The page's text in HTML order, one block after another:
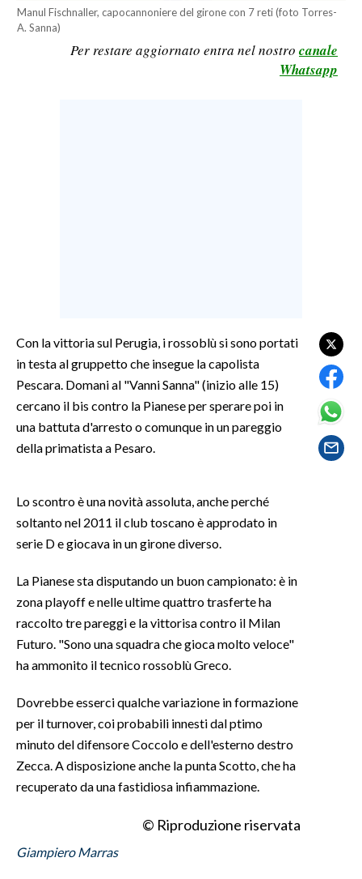
LAVORO
CULTURA
SARDI NEL MONDO
NOTIZIE
EVENTI
#CARAUNIONE
INSULARITÀ
INFO AZIENDE
ABBONATI
PUBBLICITÀ
Manul Fischnaller, capocannoniere del girone con 7 reti (foto Torres-
A. Sanna)
Per restare aggiornato entra nel nostro canale
Whatsapp
Con la vittoria sul Perugia, i rossoblù si sono portati
in testa al gruppetto che insegue la capolista
Pescara. Domani al "Vanni Sanna" (inizio alle 15)
cercano il bis contro la Pianese per sperare poi in
una battuta d'arresto o comunque in un pareggio
della primatista a Pesaro.
Lo scontro è una novità assoluta, anche perché
soltanto nel 2011 il club toscano è approdato in
serie D e giocava in un girone diverso.
La Pianese sta disputando un buon campionato: è in
zona playoff e nelle ultime quattro trasferte ha
raccolto tre pareggi e la vittorisa contro il Milan
Futuro. "Sono una squadra che gioca molto veloce"
ha ammonito il tecnico rossoblù Greco.
Dovrebbe esserci qualche variazione in formazione
per il turnover, coi probabili innesti dal ptimo
minuto del difensore Coccolo e dell'esterno destro
Zecca. A disposizione anche la punta Scotto, che ha
recuperato da una fastidiosa infiammazione.
© Riproduzione riservata
Giampiero Marras